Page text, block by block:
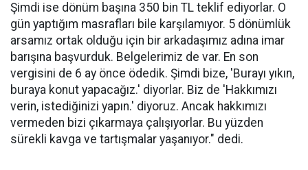
Şimdi ise dönüm başına 350 bin TL teklif ediyorlar. O
gün yaptığım masrafları bile karşılamıyor. 5 dönümlük
arsamız ortak olduğu için bir arkadaşımız adına imar
barışına başvurduk. Belgelerimiz de var. En son
vergisini de 6 ay önce ödedik. Şimdi bize, 'Burayı yıkın,
buraya konut yapacağız.' diyorlar. Biz de 'Hakkımızı
verin, istediğinizi yapın.' diyoruz. Ancak hakkımızı
vermeden bizi çıkarmaya çalışıyorlar. Bu yüzden
sürekli kavga ve tartışmalar yaşanıyor." dedi.